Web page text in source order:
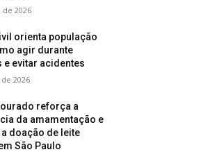
de 2026
orienta população
agir durante
e evitar acidentes
2026
reforça a
da amamentação e
doação de leite
São Paulo